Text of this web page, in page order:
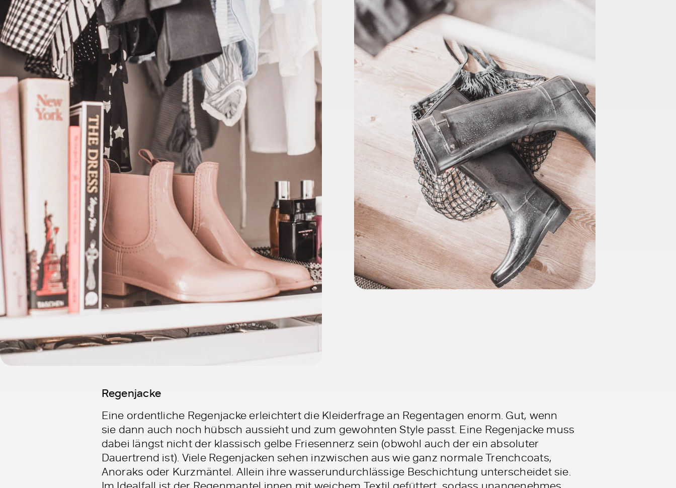
Regenjacke
Eine ordentliche Regenjacke erleichtert die Kleiderfrage an Regentagen enorm. Gut, wenn
sie dann auch noch hübsch aussieht und zum gewohnten Style passt. Eine Regenjacke muss
dabei längst nicht der klassisch gelbe Friesennerz sein (obwohl auch der ein absoluter
Dauertrend ist). Viele Regenjacken sehen inzwischen aus wie ganz normale Trenchcoats,
Anoraks oder Kurzmäntel. Allein ihre wasserundurchlässige Beschichtung unterscheidet sie.